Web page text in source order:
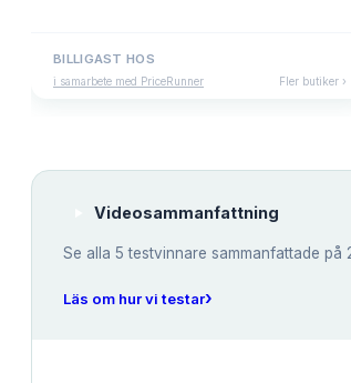
BILLIGAST HOS
i samarbete med PriceRunner Fler butiker ›
Videosammanfattning
Se alla 5 testvinnare sammanfattade på
Läs om hur vi testar›